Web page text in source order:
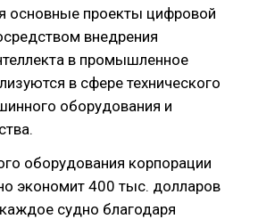
основные проекты цифровой
внедрения
в промышленное
в сфере технического
оборудования и
оборудования корпорации
экономит 400 тыс. долларов
судно благодаря